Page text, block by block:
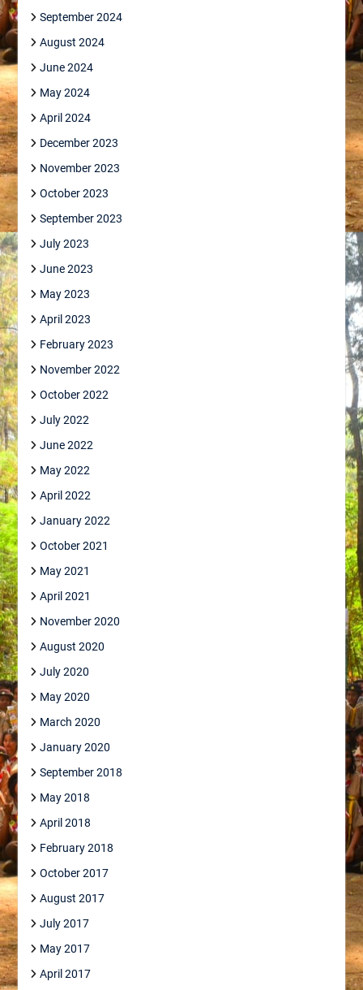
September 2024
August 2024
June 2024
May 2024
April 2024
December 2023
November 2023
October 2023
September 2023
July 2023
June 2023
May 2023
April 2023
February 2023
November 2022
October 2022
July 2022
June 2022
May 2022
April 2022
January 2022
October 2021
May 2021
April 2021
November 2020
August 2020
July 2020
May 2020
March 2020
January 2020
September 2018
May 2018
April 2018
February 2018
October 2017
August 2017
July 2017
May 2017
April 2017